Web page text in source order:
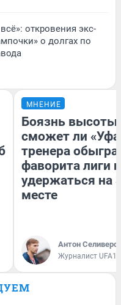
откровения экс-
о долгах по
МНЕНИЕ
Боязнь высоты:
сможет ли
тренера
фаворита лиги и
удержаться на
месте
Антон
Журналист